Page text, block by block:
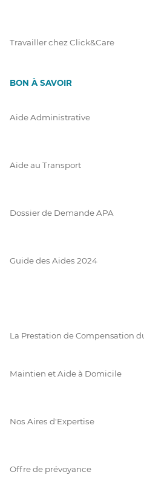
Travailler chez Click&Care
BON À SAVOIR
Aide Administrative
Aide au Transport
Dossier de Demande APA
Guide des Aides 2024
La Prestation de Compensation
Maintien et Aide à Domicile
Nos Aires d'Expertise
Offre de prévoyance